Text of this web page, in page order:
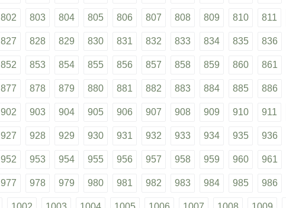
802 803 804 805 806 807 808 809 810 811
827 828 829 830 831 832 833 834 835 836
852 853 854 855 856 857 858 859 860 861
877 878 879 880 881 882 883 884 885 886
902 903 904 905 906 907 908 909 910 911
927 928 929 930 931 932 933 934 935 936
952 953 954 955 956 957 958 959 960 961
977 978 979 980 981 982 983 984 985 986